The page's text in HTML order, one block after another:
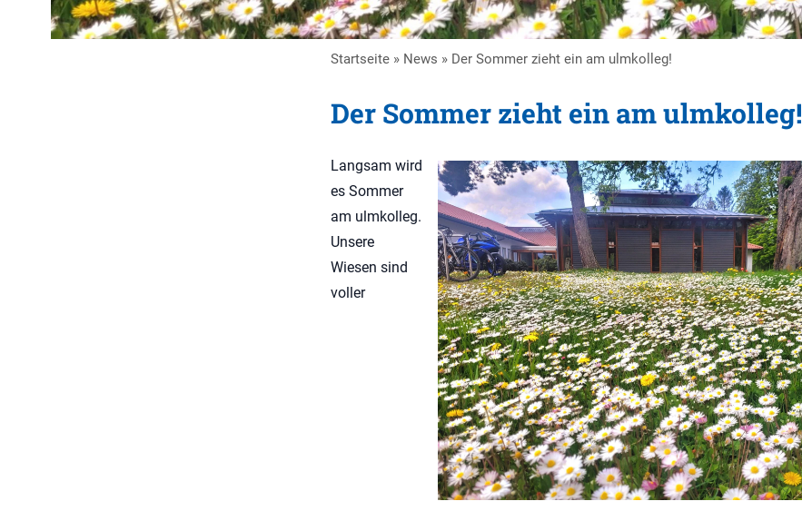
Startseite » News » Der Sommer zieht ein am ulmkolleg!
Der Sommer zieht ein am ulmkolleg!
Langsam wird
es Sommer
am ulmkolleg.
Unsere
Wiesen sind
voller